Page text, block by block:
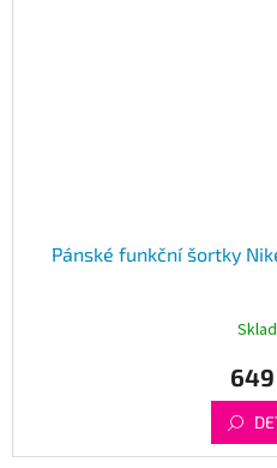
Pánské funkční šortky